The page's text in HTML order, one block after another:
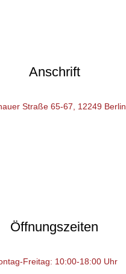
Anschrift
Straße 65-67, 12249 Berlin
Öffnungszeiten
Freitag: 10:00-18:00 Uhr